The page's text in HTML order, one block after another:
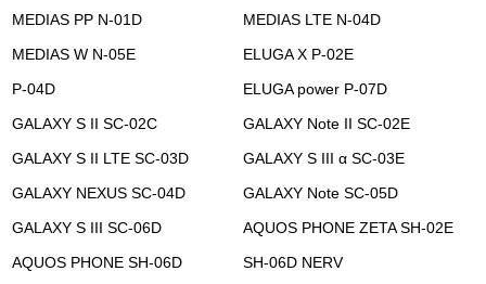
MEDIAS PP N-01D
MEDIAS LTE N-04D
MEDIAS W N-05E
ELUGA X P-02E
P-04D
ELUGA power P-07D
GALAXY S II SC-02C
GALAXY Note II SC-02E
GALAXY S II LTE SC-03D
GALAXY S III α SC-03E
GALAXY NEXUS SC-04D
GALAXY Note SC-05D
GALAXY S III SC-06D
AQUOS PHONE ZETA SH-02E
AQUOS PHONE SH-06D
SH-06D NERV